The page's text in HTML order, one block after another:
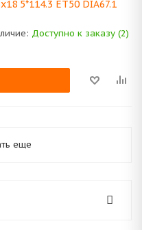
5*114.3 ET50 DIA67.1
Доступно к заказу (2)
еще